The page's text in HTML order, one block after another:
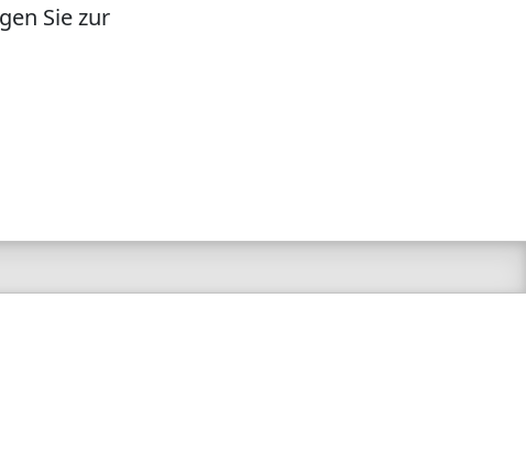
Sie zur